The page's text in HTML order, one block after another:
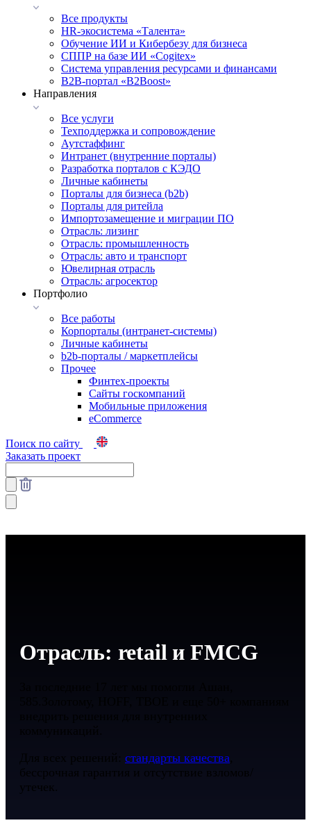
Все продукты
HR-экосистема «Талента»
Обучение ИИ и Кибербезу для бизнеса
СППР на базе ИИ «Cogitex»
Система управления ресурсами и финансами
B2B-портал «B2Boost»
Направления
Все услуги
Техподдержка и сопровождение
Аутстаффинг
Интранет (внутренние порталы)
Разработка порталов с КЭДО
Личные кабинеты
Порталы для бизнеса (b2b)
Порталы для ритейла
Импортозамещение и миграции ПО
Отрасль: лизинг
Отрасль: промышленность
Отрасль: авто и транспорт
Ювелирная отрасль
Отрасль: агросектор
Портфолио
Все работы
Корпорталы (интранет-системы)
Личные кабинеты
b2b-порталы / маркетплейсы
Прочее
Финтех-проекты
Сайты госкомпаний
Мобильные приложения
eCommerce
Поиск по сайту
Заказать проект
Отрасль: retail и FMCG
стандарты качества
бессрочная гарантия и отсутствие взломов/
утечек.